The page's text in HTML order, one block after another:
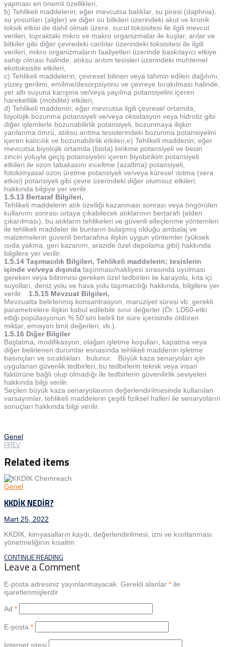
yapması en önemli özellikleri,
b) Tehlikeli maddelerin; eğer mevcutsa balıklar, su piresi (daphnia),
su yosunları (algler) ve diğer su bitkileri üzerindeki akut ve kronik
toksik etkisi de dahil olmak üzere, sucul toksisitesi ile ilgili mevcut
verileri, topraktaki mikro ve makro organizmalar ile kuşlar, arılar ve
bitkiler gibi diğer çevredeki canlılar üzerindeki toksisitesi ile ilgili
verileri, mikro organizmaların faaliyetleri üzerinde baskılayıcı etkiye
sahip olması halinde, atıksu arıtım tesisleri üzerindeki muhtemel
ekotoksisite etkileri,
c) Tehlikeli maddelerin; çevresel bilinen veya tahmin edilen dağılımı,
yüzey gerilimi, emilme/desorpsiyonu ve çevreye bırakılması halinde,
yer altı suyuna karışma ve/veya yayılma potansiyelini içeren
hareketlilik (mobilite) etkileri,
d) Tehlikeli maddenin; eğer mevcutsa ilgili çevresel ortamda,
biyolojik bozunma potansiyeli ve/veya oksidasyon veya hidroliz gibi
diğer işlemlerle bozunabilirlik potansiyeli, bozunmaya ilişkin
yarılanma ömrü, atıksu arıtma tesislerindeki bozunma potansiyelini
içeren kalıcılık ve bozunabilirlik etkileri,e) Tehlikeli maddenin; eğer
mevcutsa biyolojik ortamda (biota) birikme potansiyeli ve besin
zinciri yoluyla geçiş potansiyelini içeren biyobirikim potansiyeli
etkileri ile ozon tabakasını inceltme (azaltma) potansiyeli,
fotokimyasal ozon üretme potansiyeli ve/veya küresel ısıtma (sera
etkisi) potansiyeli gibi çevre üzerindeki diğer olumsuz etkileri,
hakkında bilgiye yer verilir.
1.5.13 Bertaraf Bilgileri,
Tehlikeli maddelerin atık özelliği kazanması sonrası veya öngörülen
kullanımı sonrası ortaya çıkabilecek atıklarının bertarafı (elden
çıkarılması), bu atıkların tehlikeleri ve güvenli elleçlenme yöntemleri
ile tehlikeli maddeler ile bunların bulaşmış olduğu ambalaj ve
malzemelerin güvenli bertarafına ilişkin uygun yöntemler (yüksek
ısıda yakma, geri kazanım, arazide özel depolama gibi) hakkında
bilgilere yer verilir.
1.5.14 Taşımacılık Bilgileri, Tehlikeli maddelerin; tesislerin
içinde ve/veya dışında taşınması/nakliyesi sırasında uyulması
gereken veya bilinmesi gereken özel tedbirleri ile karayolu, kıta içi
suyolları, deniz yolu ve hava yolu taşımacılığı hakkında, bilgilere yer
verilir. 1.5.15 Mevzuat Bilgileri,
Mevzuatta belirlenmiş konsantrasyon, maruziyet süresi vb. gerekli
parametrelere ilişkin kabul edilebilir sınır değerler (Ör. LD50-etki
ettiği popülasyonun % 50’sini belirli bir süre içerisinde öldüren
miktar, emisyon limit değerleri, vb.).
1.5.16 Diğer Bilgiler
Başlatma, modifikasyon, olağan işletme koşulları, kapatma veya
diğer belirlenen durumlar esnasında tehlikeli maddenin işletme
basınçları ve sıcaklıkları. bulunur. Büyük kaza senaryoları için
uygulanan güvenlik tedbirleri, bu tedbirlerin teknik veya insan
faktörüne bağlı olup olmadığı ile tedbirlerin güvenilirlik seviyeleri
hakkında bilgi verilir.
Seçilen büyük kaza senaryolarının değerlendirilmesinde kullanılan
varsayımlar, tehlikeli maddelerin çeşitli fiziksel halleri ile senaryoların
sonuçları hakkında bilgi verilir.
Genel
PREV
Related items
Genel
KKDİK NEDİR?
Mart 25, 2022
KKDİK, kimyasalların kaydı, değerlendirilmesi, izni ve kısıtlanması
yönetmeliğinin kısaltm
CONTINUE READING
Leave a Comment
E-posta adresiniz yayınlanmayacak. Gerekli alanlar * ile
işaretlenmişlerdir
Ad *
E-posta *
İnternet sitesi